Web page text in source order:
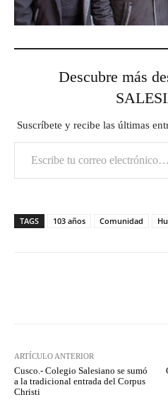
Descubre más
Suscríbete y recibe las últimas
Escribe tu correo electrónico…
TAGS 103 años Comunidad
ARTÍCULO ANTERIOR
Cusco.- Colegio Salesiano se sumó
a la tradicional entrada del Corpus
Christi